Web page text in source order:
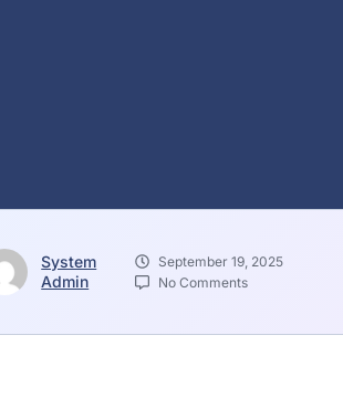
System
Admin
September 19, 2025
No Comments